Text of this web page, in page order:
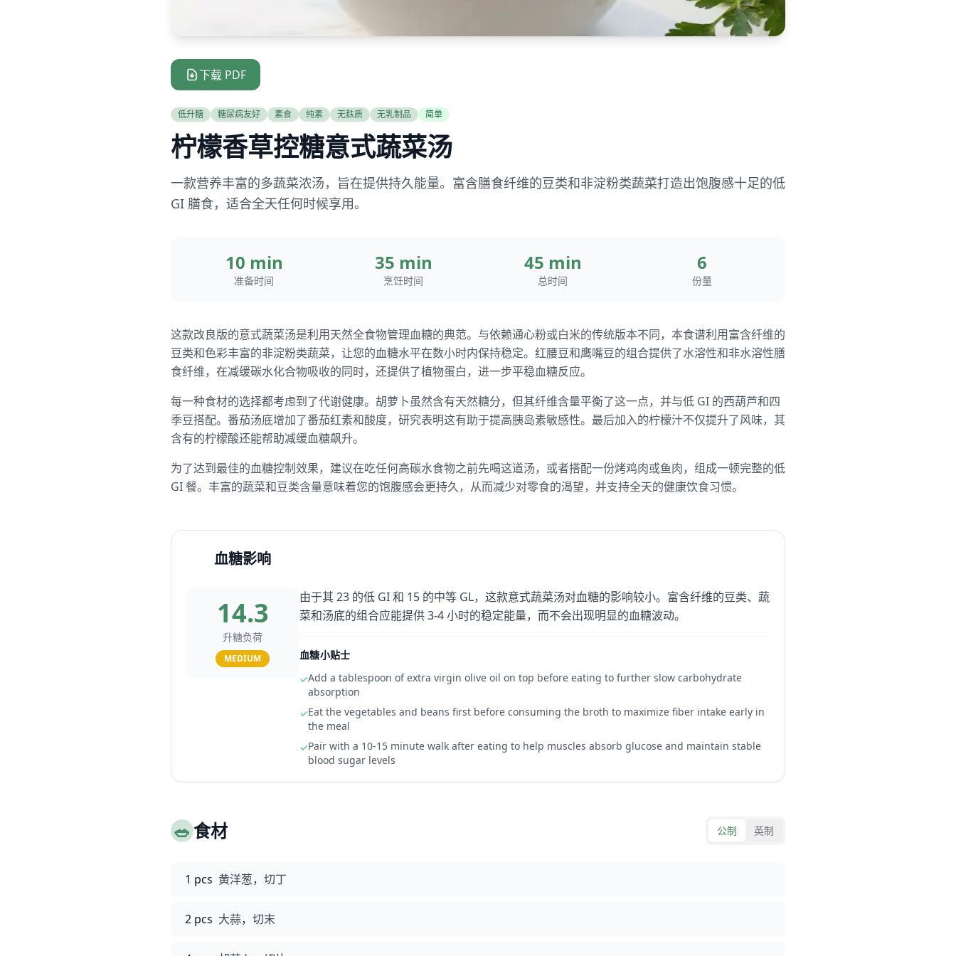
下载 PDF
低升糖 糖尿病友好 素食 纯素 无麸质 无乳制品 简单
柠檬香草控糖意式蔬菜汤
一款营养丰富的多蔬菜浓汤，旨在提供持久能量。富含膳食纤维的豆类和非淀粉类蔬菜打造出饱腹感十足的低
GI 膳食，适合全天任何时候享用。
10 min
准备时间
35 min
烹饪时间
45 min
总时间
6
份量
这款改良版的意式蔬菜汤是利用天然全食物管理血糖的典范。与依赖通心粉或白米的传统版本不同，本食谱利用富含纤维的
豆类和色彩丰富的非淀粉类蔬菜，让您的血糖水平在数小时内保持稳定。红腰豆和鹰嘴豆的组合提供了水溶性和非水溶性膳
食纤维，在减缓碳水化合物吸收的同时，还提供了植物蛋白，进一步平稳血糖反应。
每一种食材的选择都考虑到了代谢健康。胡萝卜虽然含有天然糖分，但其纤维含量平衡了这一点，并与低 GI 的西葫芦和四
季豆搭配。番茄汤底增加了番茄红素和酸度，研究表明这有助于提高胰岛素敏感性。最后加入的柠檬汁不仅提升了风味，其
含有的柠檬酸还能帮助减缓血糖飙升。
为了达到最佳的血糖控制效果，建议在吃任何高碳水食物之前先喝这道汤，或者搭配一份烤鸡肉或鱼肉，组成一顿完整的低
GI 餐。丰富的蔬菜和豆类含量意味着您的饱腹感会更持久，从而减少对零食的渴望，并支持全天的健康饮食习惯。
血糖影响
14.3
升糖负荷
MEDIUM
由于其 23 的低 GI 和 15 的中等 GL，这款意式蔬菜汤对血糖的影响较小。富含纤维的豆类、蔬
菜和汤底的组合应能提供 3-4 小时的稳定能量，而不会出现明显的血糖波动。
血糖小贴士
✓Add a tablespoon of extra virgin olive oil on top before eating to further slow carbohydrate
absorption
✓Eat the vegetables and beans first before consuming the broth to maximize fiber intake early in
the meal
✓Pair with a 10-15 minute walk after eating to help muscles absorb glucose and maintain stable
blood sugar levels
🥗食材 公制 英制
1 pcs 黄洋葱，切丁
2 pcs 大蒜，切末